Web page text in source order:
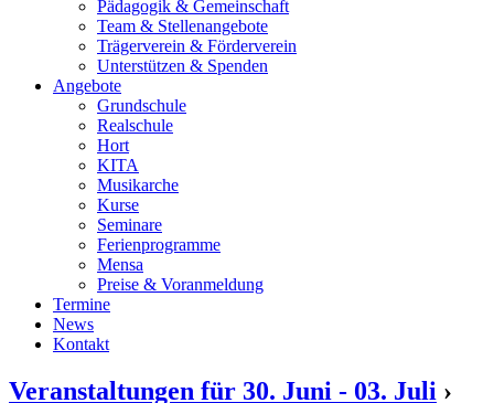
Pädagogik & Gemeinschaft
Team & Stellenangebote
Trägerverein & Förderverein
Unterstützen & Spenden
Angebote
Grundschule
Realschule
Hort
KITA
Musikarche
Kurse
Seminare
Ferienprogramme
Mensa
Preise & Voranmeldung
Termine
News
Kontakt
Veranstaltungen für 30. Juni - 03. Juli ›